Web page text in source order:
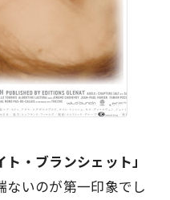
ト・ブランシェット」
ないのが第一印象でし